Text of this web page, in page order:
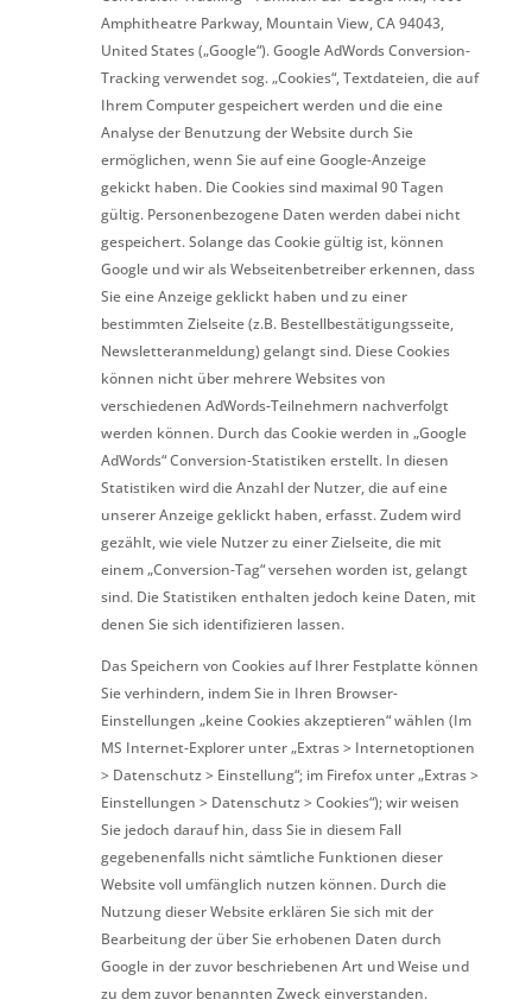
Amphitheatre Parkway, Mountain View, CA 94043,
United States („Google“). Google AdWords Conversion-
Tracking verwendet sog. „Cookies“, Textdateien, die auf
Ihrem Computer gespeichert werden und die eine
Analyse der Benutzung der Website durch Sie
ermöglichen, wenn Sie auf eine Google-Anzeige
gekickt haben. Die Cookies sind maximal 90 Tagen
gültig. Personenbezogene Daten werden dabei nicht
gespeichert. Solange das Cookie gültig ist, können
Google und wir als Webseitenbetreiber erkennen, dass
Sie eine Anzeige geklickt haben und zu einer
bestimmten Zielseite (z.B. Bestellbestätigungsseite,
Newsletteranmeldung) gelangt sind. Diese Cookies
können nicht über mehrere Websites von
verschiedenen AdWords-Teilnehmern nachverfolgt
werden können. Durch das Cookie werden in „Google
AdWords“ Conversion-Statistiken erstellt. In diesen
Statistiken wird die Anzahl der Nutzer, die auf eine
unserer Anzeige geklickt haben, erfasst. Zudem wird
gezählt, wie viele Nutzer zu einer Zielseite, die mit
einem „Conversion-Tag“ versehen worden ist, gelangt
sind. Die Statistiken enthalten jedoch keine Daten, mit
denen Sie sich identifizieren lassen.
Das Speichern von Cookies auf Ihrer Festplatte können
Sie verhindern, indem Sie in Ihren Browser-
Einstellungen „keine Cookies akzeptieren“ wählen (Im
MS Internet-Explorer unter „Extras > Internetoptionen
> Datenschutz > Einstellung“; im Firefox unter „Extras >
Einstellungen > Datenschutz > Cookies“); wir weisen
Sie jedoch darauf hin, dass Sie in diesem Fall
gegebenenfalls nicht sämtliche Funktionen dieser
Website voll umfänglich nutzen können. Durch die
Nutzung dieser Website erklären Sie sich mit der
Bearbeitung der über Sie erhobenen Daten durch
Google in der zuvor beschriebenen Art und Weise und
zu dem zuvor benannten Zweck einverstanden.